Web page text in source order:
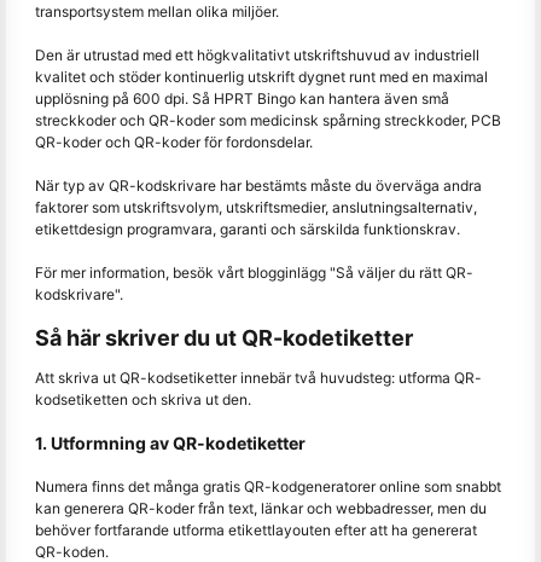
transportsystem mellan olika miljöer.
Den är utrustad med ett högkvalitativt utskriftshuvud av industriell
kvalitet och stöder kontinuerlig utskrift dygnet runt med en maximal
upplösning på 600 dpi. Så HPRT Bingo kan hantera även små
streckkoder och QR-koder som medicinsk spårning streckkoder, PCB
QR-koder och QR-koder för fordonsdelar.
När typ av QR-kodskrivare har bestämts måste du överväga andra
faktorer som utskriftsvolym, utskriftsmedier, anslutningsalternativ,
etikettdesign programvara, garanti och särskilda funktionskrav.
För mer information, besök vårt blogginlägg "Så väljer du rätt QR-
kodskrivare".
Så här skriver du ut QR-kodetiketter
Att skriva ut QR-kodsetiketter innebär två huvudsteg: utforma QR-
kodsetiketten och skriva ut den.
1. Utformning av QR-kodetiketter
Numera finns det många gratis QR-kodgeneratorer online som snabbt
kan generera QR-koder från text, länkar och webbadresser, men du
behöver fortfarande utforma etikettlayouten efter att ha genererat
QR-koden.